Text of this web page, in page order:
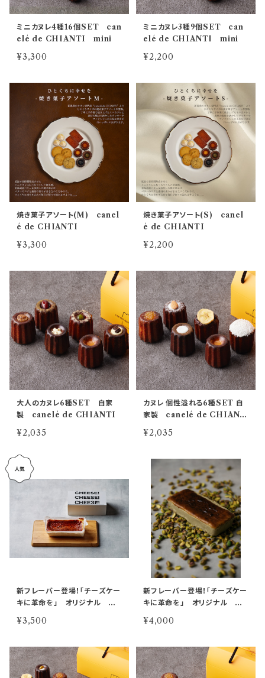
ミニカヌレ4種16個SET can
elé de CHIANTI mini
¥3,300
ミニカヌレ3種9個SET can
elé de CHIANTI mini
¥2,200
焼き菓子アソート(M) canel
é de CHIANTI
¥3,300
焼き菓子アソート(S) canel
é de CHIANTI
¥2,200
大人のカヌレ6種SET 自家
製 canelé de CHIANTI
¥2,035
カヌレ 個性溢れる6種SET 自
家製 canelé de CHIANT
¥2,035
新フレーバー登場！「チーズケー
キに革命を」 オリジナル
ベイクドチーズケーキ
¥3,500
新フレーバー登場！「チーズケー
キに革命を」 オリジナル ピ
キ
¥4,000